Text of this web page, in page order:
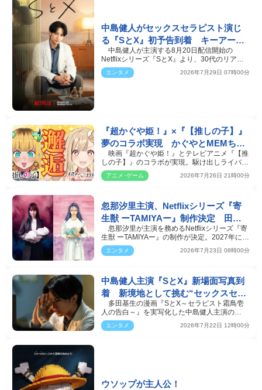
中島健人がセックスセラピスト演じ
る『SとX』初予告到着 キーアート
＆場面写真も一挙解禁
中島健人が主演する8月20日配信開始の
Netflixシリーズ『SとX』より、30代のリアル
な仕事や恋、葛藤が繊…
エンタメ 2026年7月29日 07時00分
『超かぐや姫！』×『【推しの子】』
夢のコラボ実現 かぐやとMEMちょ
が息ぴったりの初共演
映画『超かぐや姫！』とテレビアニメ『【推
しの子】』のコラボが実現。駆け出しライバ
ー・かぐやがライ…
アニメ･ゲーム 2026年7月26日 21時00分
忽那汐里主演、Netflixシリーズ『寄
生獣 ーTAMIYAー』制作決定 田宮
良子ビジュアル解禁
忽那汐里が主演を務めるNetflixシリーズ『寄
生獣 ーTAMIYAー』の制作が決定。2027年に世
界独占配信され…
エンタメ 2026年7月23日 08時00分
中島健人主演『SとX』新場面写真到
着 新境地として挑む“セックスセラ
ピスト”役とは？
多田基生の漫画『SとX～セラピスト霜鳥壱
人の告白～』を実写化した中島健人主演の
Netflixシリーズ『SとX…
エンタメ 2026年7月22日 12時00分
ウソップが主人公！